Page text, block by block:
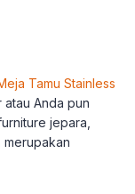
Tamu Stainless
atau Anda pun
jepara,